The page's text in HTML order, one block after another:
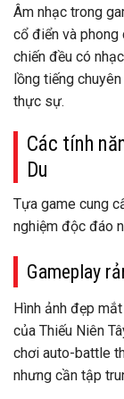
Âm nhạc trong
cổ điển và
chiến đều có
lồng tiếng chuyên
thực sự.
Các tính
Du
Tựa game cung
nghiệm độc đáo
Gameplay
Hình ảnh đẹp
của Thiếu Niên
chơi auto-battle
nhưng cần tập